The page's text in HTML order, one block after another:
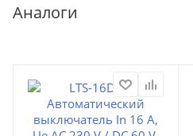
Аналоги